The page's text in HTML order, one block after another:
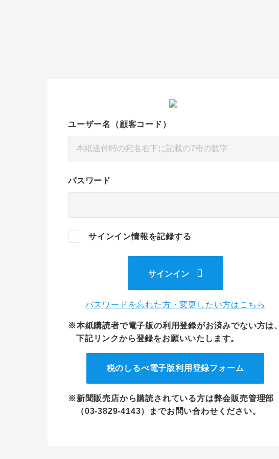
ユーザー名（顧客コード）
パスワード
サインイン情報を記録する
サインイン
パスワードを忘れた方・変更したい方はこちら
※本紙購読者で電子版の利用登録がお済みでない方は、
下記リンクから登録をお願いいたします。
税のしるべ電子版利用登録フォーム
※新聞販売店から購読されている方は弊会販売管理部
（03-3829-4143）までお問い合わせください。